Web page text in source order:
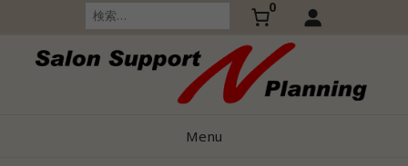
content
検
索:
0
Menu